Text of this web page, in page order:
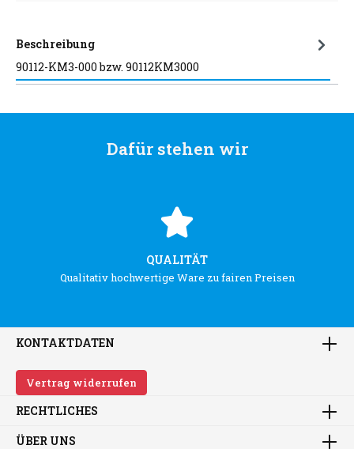
Beschreibung
90112-KM3-000 bzw. 90112KM3000
Dafür stehen wir
QUALITÄT
Qualitativ hochwertige Ware zu fairen Preisen
KONTAKTDATEN
Vertrag widerrufen
RECHTLICHES
ÜBER UNS